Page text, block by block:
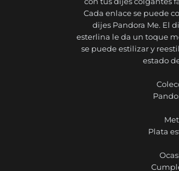
Cada enlace se puede
dijes Pandora Me. El
esterlina le da un toque
se puede estilizar y
estado
Plata